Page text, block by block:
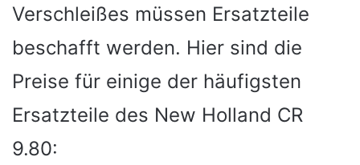
Verschleißes müssen Ersatzteile
beschafft werden. Hier sind die
Preise für einige der häufigsten
Ersatzteile des New Holland CR
9.80: